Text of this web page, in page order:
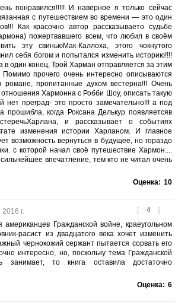
понравился!!!!! И наверное я только сейчас
с путешествием во времени — это один
Как красочно автор рассказываето судьбе
пожертвавшего всем, что любил в своём
эту свиньюМак-Каллоха, этого чокнутого
себя богом и попытался изменить историю!!!!
в один конец, Трой Харман отправляется за этим
Помимо прочего очень интересно описываются
романе, пропитанные духом вестерна!!! Очень
Хармонна с Робби Шоу, описать такую
нет преград- это просто замечательно!!! а под
прошибла, когда Роксана Делькур появляетсяв
и рассказывает о событиях
изменения истории Харланом. И главное
возможность вернуться в будущее, но гораздо
с которой начал своё путешествие Хармон....
впечатление, тем кто не читал очень
Оценка: 10
[ 4 ]
г.
Гражданской войне, краеугольном
расист из двадцатого века хочет изменить
чернокожий сержант пытается сорвать его
интересно, но, поскольку тема Гражданской
то книга оставила достаточно
Оценка: 6